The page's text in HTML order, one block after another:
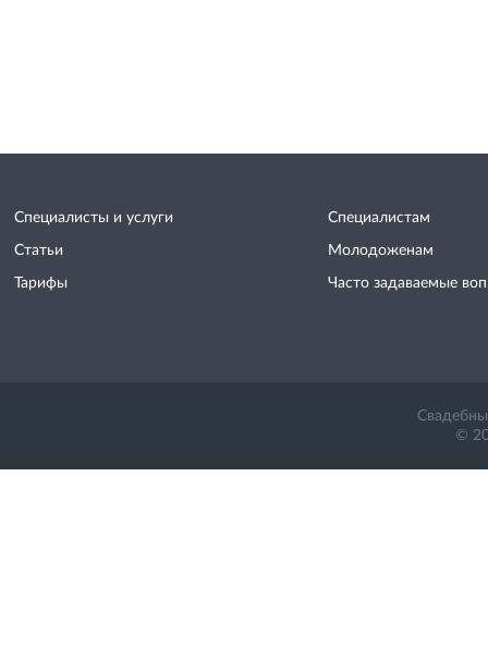
Специалисты и услуги
Статьи
Тарифы
Специалистам
Молодоженам
Часто задаваемые
©